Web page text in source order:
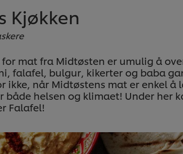
Kjøkken
mat fra Midtøsten er umulig å
falafel, bulgur, kikerter og baba
ikke, når Midtøstens mat er enkel å
både helsen og klimaet! Under her
Falafel!